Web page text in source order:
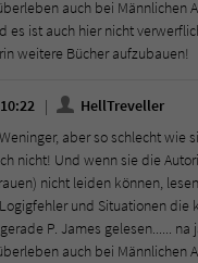
auch bei Männlichen
es ist auch hier nicht
weitere Bücher aufzubauen!
HellTreveller
aber so schlecht wie
nicht! Und wenn sie die
nicht leiden können,
und Situationen die
P. James gelesen...... na
auch bei Männlichen